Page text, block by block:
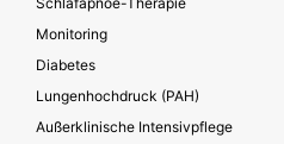
Monitoring
Diabetes
Lungenhochdruck (PAH)
Außerklinische Intensivpflege